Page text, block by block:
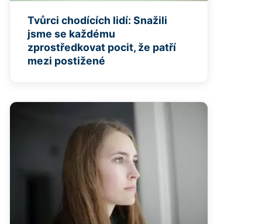
Tvůrci chodících lidí: Snažili
jsme se každému
zprostředkovat pocit, že patří
mezi postižené